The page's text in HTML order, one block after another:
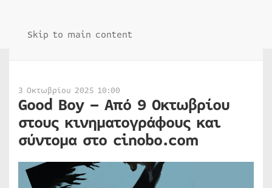
Skip to main content
3 Οκτωβρίου 2025 10:00
Good Boy – Από 9 Οκτωβρίου
στους κινηματογράφους και
σύντομα στο cinobo.com